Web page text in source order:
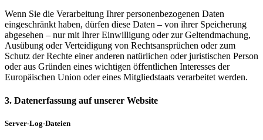
Wenn Sie die Verarbeitung Ihrer personenbezogenen Daten
eingeschränkt haben, dürfen diese Daten – von ihrer Speicherung
abgesehen – nur mit Ihrer Einwilligung oder zur Geltendmachung,
Ausübung oder Verteidigung von Rechtsansprüchen oder zum
Schutz der Rechte einer anderen natürlichen oder juristischen Person
oder aus Gründen eines wichtigen öffentlichen Interesses der
Europäischen Union oder eines Mitgliedstaats verarbeitet werden.
3. Datenerfassung auf unserer Website
Server-Log-Dateien